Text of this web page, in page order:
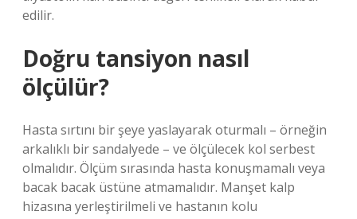
edilir.
Doğru tansiyon nasıl
ölçülür?
Hasta sırtını bir şeye yaslayarak oturmalı – örneğin
arkalıklı bir sandalyede – ve ölçülecek kol serbest
olmalıdır. Ölçüm sırasında hasta konuşmamalı veya
bacak bacak üstüne atmamalıdır. Manşet kalp
hizasına yerleştirilmeli ve hastanın kolu